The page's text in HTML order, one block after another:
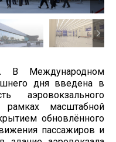
В Международном
дня введена в
аэровокзального
рамках масштабной
обновлённого
пассажиров и